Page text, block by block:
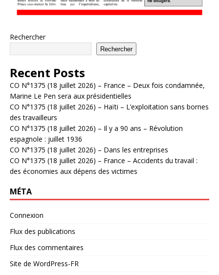
Rechercher
Rechercher
Recent Posts
CO N°1375 (18 juillet 2026) – France – Deux fois condamnée,
Marine Le Pen sera aux présidentielles
CO N°1375 (18 juillet 2026) – Haïti – L’exploitation sans bornes
des travailleurs
CO N°1375 (18 juillet 2026) – Il y a 90 ans – Révolution
espagnole : juillet 1936
CO N°1375 (18 juillet 2026) – Dans les entreprises
CO N°1375 (18 juillet 2026) – France – Accidents du travail :
des économies aux dépens des victimes
MÉTA
Connexion
Flux des publications
Flux des commentaires
Site de WordPress-FR